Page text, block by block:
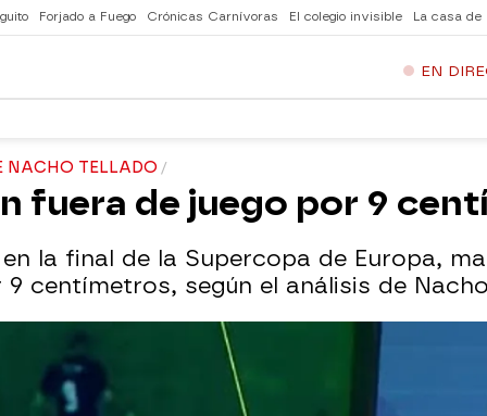
Forjado a Fuego Crónicas Carnívoras El colegio invisible La casa de
EN
NACHO TELLADO
fuera de juego por 9
la final de la Supercopa de Europa,
centímetros, según el análisis de